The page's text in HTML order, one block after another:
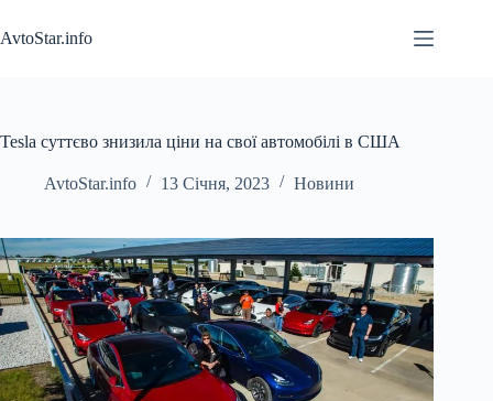
до
вмісту
AvtoStar.info
Tesla суттєво знизила ціни на свої автомобілі в США
AvtoStar.info 13 Січня, 2023 Новини